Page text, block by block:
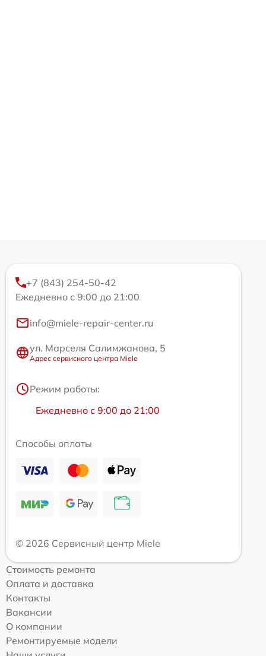
+7 (843) 254-50-42
Ежедневно с 9:00 до 21:00
info@miele-repair-center.ru
ул. Марселя Салимжанова, 5
Адрес сервисного центра Miele
Режим работы:
Ежедневно с 9:00 до 21:00
Способы оплаты
© 2026 Сервисный центр Miele
Стоимость ремонта
Оплата и доставка
Контакты
Вакансии
О компании
Ремонтируемые модели